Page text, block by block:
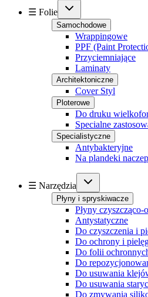
☰ Folie
Samochodowe
Wrappingowe
PPF (Paint
Przyciemniające
Laminaty
Architektoniczne
Cover Styl
Ploterowe
Do druku
Specialne
Specialistyczne
Antybakteryjne
Na plandeki naczep
☰ Narzędzia
Płyny i spryskiwacze
Płyny czyszcząco-
Antystatyczne
Do czyszczenia i
Do ochrony i
Do folii
Do
Do usuwania
Do usuwania
Do zmywania